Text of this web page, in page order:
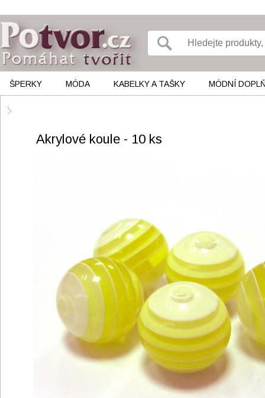
ŠPERKY MÓDA KABELKY A TAŠKY MÓDNÍ
Akrylové koule - 10 ks